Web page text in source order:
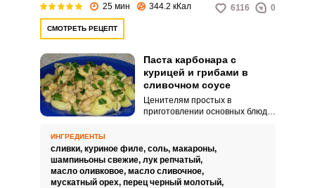
25 мин 344.2 кКал 6116 0
СМОТРЕТЬ РЕЦЕПТ
Паста карбонара с
курицей и грибами в
сливочном соусе
Ценителям простых в
приготовлении основных блюд
курицей и грибами в сливочном
соусе. Блюдо получается ярким
по вкусу и сочным.
ИНГРЕДИЕНТЫ
сливки, куриное филе, соль, макароны,
шампиньоны свежие, лук репчатый,
масло оливковое, масло сливочное,
мускатный орех, перец черный молотый,